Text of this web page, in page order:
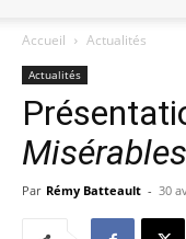
Accueil Actualités
Actualités
Misérables
Par Rémy Batteault - 30